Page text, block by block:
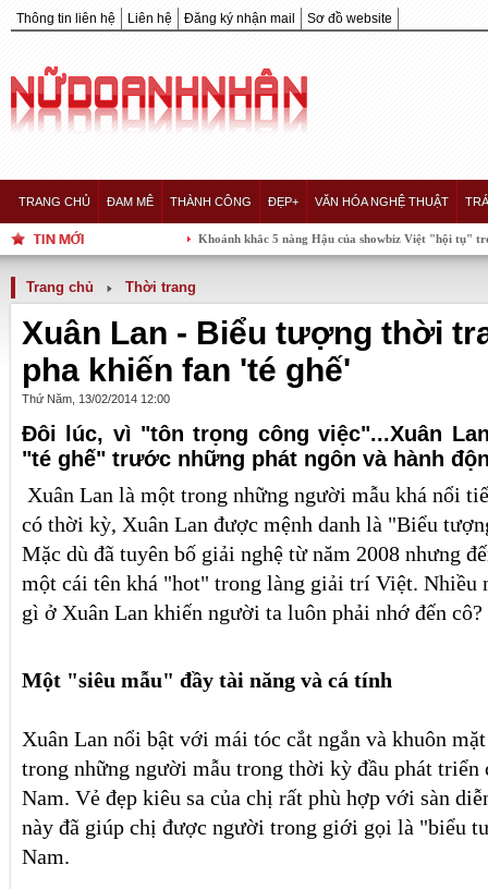
Thông tin liên hệ Liên hệ Đăng ký nhận mail Sơ đồ website
TRANG CHỦ ĐAM MÊ THÀNH CÔNG ĐẸP+ VĂN HÓA NGHỆ THUẬT
Khoảnh khắc 5 nàng Hậu của showbiz Việt "hội tụ" trong một
Trang chủ Thời trang
Xuân Lan - Biểu tượng thời
pha khiến fan 'té ghế'
Thứ Năm, 13/02/2014 12:00
Đôi lúc, vì "tôn trọng công việc"...Xuân
"té ghế" trước những phát ngôn và hành
Xuân Lan là một trong những người mẫu khá nổi
có thời kỳ, Xuân Lan được mệnh danh là "Biểu
Mặc dù đã tuyên bố giải nghệ từ năm 2008 nhưng
một cái tên khá "hot" trong làng giải trí Việt. Nhiều
gì ở Xuân Lan khiến người ta luôn phải nhớ đến cô?
Một "siêu mẫu" đầy tài năng và cá tính
Xuân Lan nổi bật với mái tóc cắt ngắn và khuôn
trong những người mẫu trong thời kỳ đầu phát
Nam. Vẻ đẹp kiêu sa của chị rất phù hợp với sàn
này đã giúp chị được người trong giới gọi là "biểu
Nam.